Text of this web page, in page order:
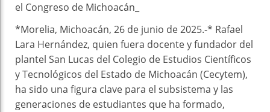
el Congreso de Michoacán_
*Morelia, Michoacán, 26 de junio de 2025.-* Rafael
Lara Hernández, quien fuera docente y fundador del
plantel San Lucas del Colegio de Estudios Científicos
y Tecnológicos del Estado de Michoacán (Cecytem),
ha sido una figura clave para el subsistema y las
generaciones de estudiantes que ha formado,